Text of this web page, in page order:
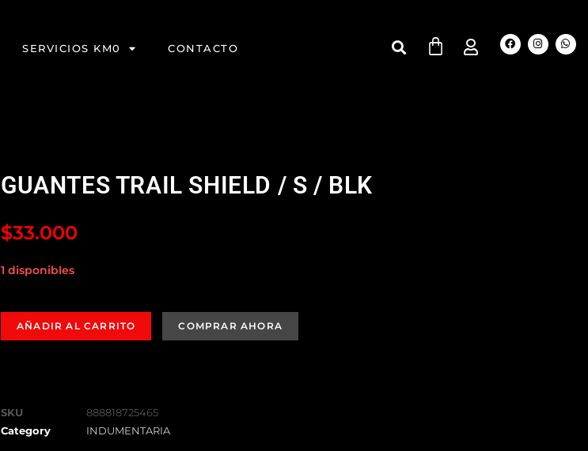
SERVICIOS KM0 CONTACTO
GUANTES TRAIL SHIELD / S / BLK
$33.000
1 disponibles
AÑADIR AL CARRITO
SKU
888818725465
Category
INDUMENTARIA